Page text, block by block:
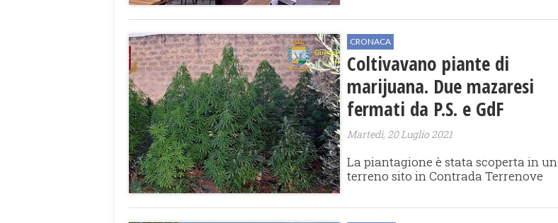
CRONACA
Coltivavano piante di
marijuana. Due mazaresi
fermati da P.S. e GdF
Martedì, 20 Luglio 2021
La piantagione è stata scoperta in un
terreno sito in Contrada Terrenove